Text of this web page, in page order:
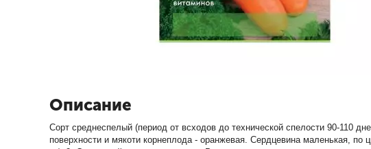
Описание
Сорт среднеспелый (период от всходов до технической спелости 90-110
поверхности и мякоти корнеплода - оранжевая. Сердцевина маленькая,